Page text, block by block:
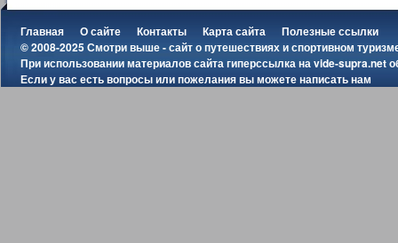
Главная О сайте Контакты Карта сайта
Полезные ссылки
© 2008-2025 Смотри выше - сайт о путешествиях и спортивном
При использовании материалов сайта гиперссылка наvide-supra.net
Если у вас есть вопросы или пожелания вы можетенаписать нам